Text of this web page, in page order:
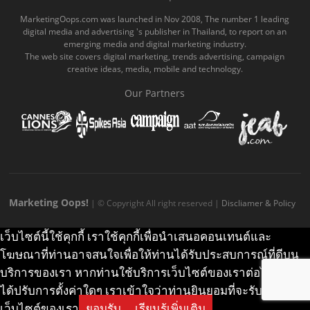
o
o
k
c
o
b
e
.
o
m
e
g
r
a
.
k
.
c
m
MarketingOops.com was launched in Nov 2008, The number 1 leading
digital media and advertising 's publisher in Thailand, to report on an
emerging media and digital marketing industry.
The web site covers digital marketing, trends advertising, campaign
creative ideas, media, mobile and technology.
Our Partners
Marketing Oops! | © Copyright All right reserved | Discliamer & Policy
เว็บไซต์นี้ใช้คุกกี้ เราใช้คุกกี้เพื่อนำเสนอคอนเทนต์และ
โฆษณาที่ท่านอาจสนใจเพื่อให้ท่านได้รับประสบการณ์ที่ดีบน
บริการของเรา หากท่านใช้บริการเว็บไซต์ของเราต่อไปโดยไม่
ได้ปรับการตั้งค่าใดๆ เราเข้าใจว่าท่านยินยอมที่จะรับคุกกี้บน